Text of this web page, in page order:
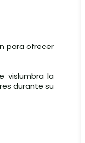
para ofrecer
vislumbra la
durante su